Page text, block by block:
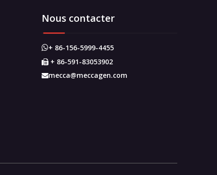
Nous contacter
+ 86-156-5999-4455
 + 86-591-83053902
mecca@meccagen.com